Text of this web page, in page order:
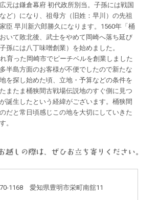
元は鎌倉幕府 初代政所別当。子孫には戦国
ど）になり、祖母方（旧姓：早川）の先祖
臣 早川新六郎勝久になります。1560年「桶
いて敗北後、武士をやめて岡崎へ落ち延び
孫には八丁味噌創業）を始めました。
育った岡崎市でピーチベルを創業しました
半島方面のお客様が不便でしたので新たな
を探し始めた頃、立地・予算などの条件を
またま桶狭間古戦場伝説地のすぐ側に見つ
誕生したという経緯がございます。桶狭間
だと常日頃感じこの地を大切にしていきた
。
1168 愛知県豊明市栄町南舘11